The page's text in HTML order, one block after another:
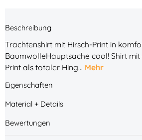
Beschreibung
Trachtenshirt mit Hirsch-Print in
BaumwolleHauptsache cool! Shirt
Print als totaler Hing… Mehr
Eigenschaften
Material + Details
Bewertungen